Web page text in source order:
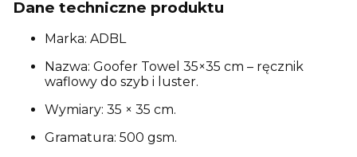
Dane techniczne produktu
Marka: ADBL
Nazwa: Goofer Towel 35×35 cm – ręcznik
waflowy do szyb i luster.
Wymiary: 35 × 35 cm.
Gramatura: 500 gsm.